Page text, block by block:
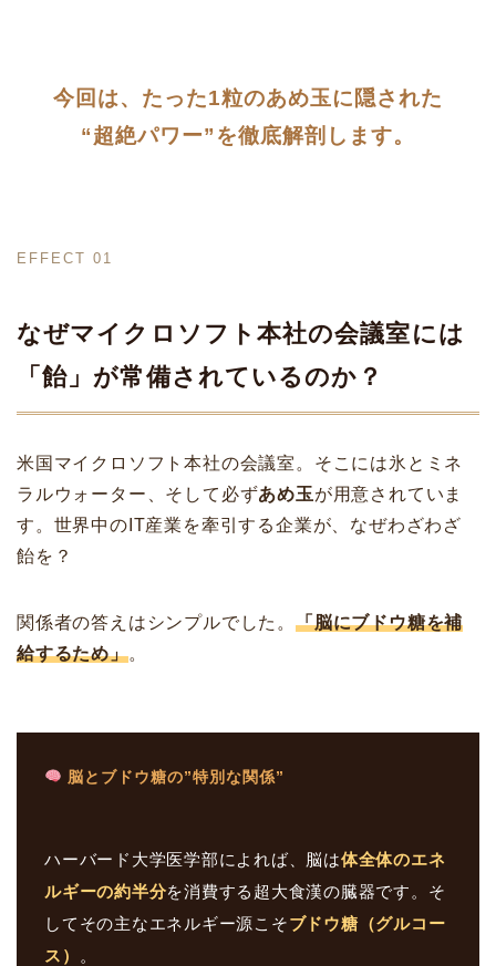
今回は、たった1粒のあめ玉に隠された
“超絶パワー”を徹底解剖します。
EFFECT 01
なぜマイクロソフト本社の会議室には
「飴」が常備されているのか？
米国マイクロソフト本社の会議室。そこには氷とミネ
ラルウォーター、そして必ずあめ玉が用意されていま
す。世界中のIT産業を牽引する企業が、なぜわざわざ
飴を？
関係者の答えはシンプルでした。 「脳にブドウ糖を補
給するため」。
脳とブドウ糖の”特別な関係”
ハーバード大学医学部によれば、脳は体全体のエネ
ルギーの約半分を消費する超大食漢の臓器です。そ
してその主なエネルギー源こそブドウ糖（グルコー
ス）
。